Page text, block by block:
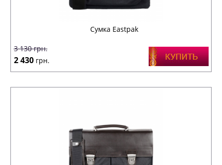
Сумка Eastpak
3 130грн.
2 430 грн.